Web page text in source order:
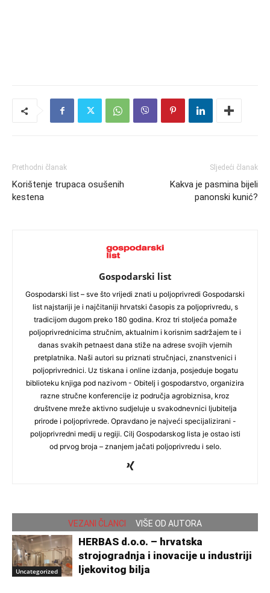
Prethodni članak
Korištenje trupaca osušenih
kestena
Sljedeći članak
Kakva je pasmina bijeli
panonski kunić?
Gospodarski list
Gospodarski list – sve što vrijedi znati u poljoprivredi Gospodarski
list najstariji je i najčitaniji hrvatski časopis za poljoprivredu, s
tradicijom dugom preko 180 godina. Kroz tri stoljeća pomaže
poljoprivrednicima stručnim, aktualnim i korisnim sadržajem te i
danas svakih petnaest dana stiže na adrese svojih vjernih
pretplatnika. Naši autori su priznati stručnjaci, znanstvenici i
poljoprivrednici. Uz tiskana i online izdanja, posjeduje bogatu
biblioteku knjiga pod nazivom - Obitelj i gospodarstvo, organizira
razne stručne konferencije iz područja agrobiznisa, kroz
društvene mreže aktivno sudjeluje u svakodnevnici ljubitelja
prirode i poljoprivrede. Opravdano je najveći specijalizirani -
poljoprivredni medij u regiji. Cilj Gospodarskog lista je ostao isti
od prvog broja – znanjem jačati poljoprivredu i selo.
VEZANI ČLANCI VIŠE OD AUTORA
Uncategorized
HERBAS d.o.o. – hrvatska
strojogradnja i inovacije u industriji
ljekovitog bilja